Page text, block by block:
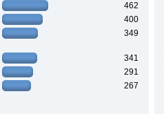
462
400
349
341
291
267